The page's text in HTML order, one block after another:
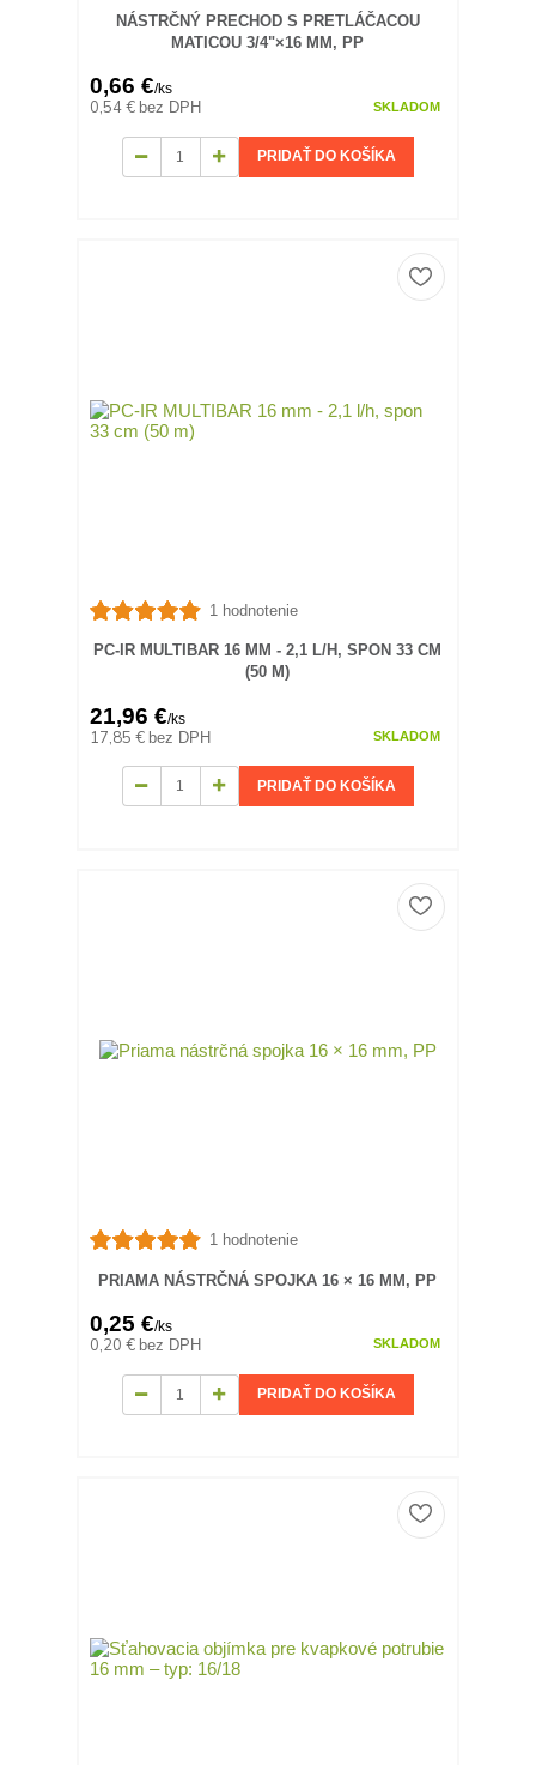
NÁSTRČNÝ PRECHOD S PRETLÁČACOU
MATICOU 3/4"×16 MM, PP
0,66 €/ks
0,54 € bez DPH SKLADOM
PRIDAŤ DO KOŠÍKA
1 hodnotenie
PC-IR MULTIBAR 16 MM - 2,1 L/H, SPON 33 CM
(50 M)
21,96 €/ks
17,85 € bez DPH SKLADOM
PRIDAŤ DO KOŠÍKA
1 hodnotenie
PRIAMA NÁSTRČNÁ SPOJKA 16 × 16 MM, PP
0,25 €/ks
0,20 € bez DPH SKLADOM
PRIDAŤ DO KOŠÍKA